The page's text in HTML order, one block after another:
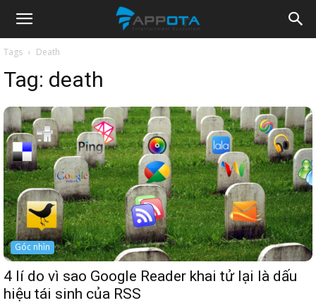
Appota
News
Tags Death
Tag: death
Góc nhìn
4 lí do vì sao Google Reader khai tử lại là dấu
hiệu tái sinh của RSS